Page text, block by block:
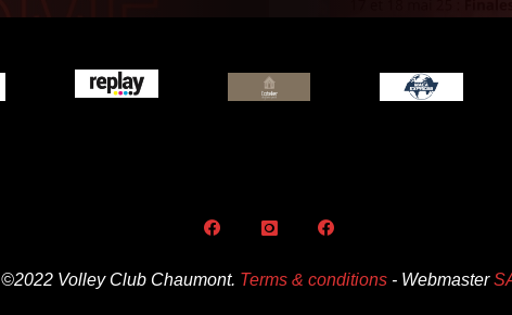
©2022 Volley Club Chaumont. Terms & conditions- Webmaster